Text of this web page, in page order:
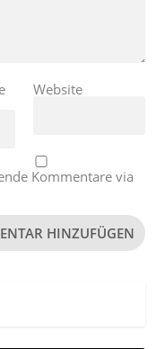
Website
Kommentare via